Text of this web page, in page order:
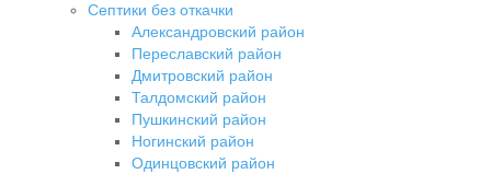
Септики без откачки
Александровский район
Переславский район
Дмитровский район
Талдомский район
Пушкинский район
Ногинский район
Одинцовский район